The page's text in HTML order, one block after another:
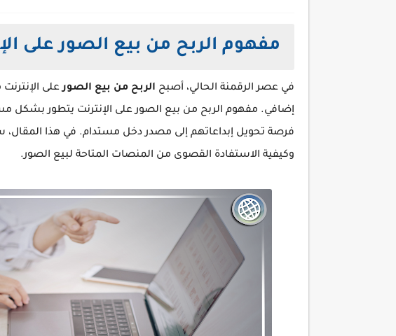
مفهوم الربح من بيع الصور على
في عصر الرقمنة الحالي، أصبح الربح من بيع الصورعلى
إضافي. مفهوم الربح من بيع الصور على الإنترنت يتطور بشكل
فرصة تحويل إبداعاتهم إلى مصدر دخل مستدام. في هذا المقال،
وكيفية الاستفادة القصوى من المنصات المتاحة لبيع الصور.